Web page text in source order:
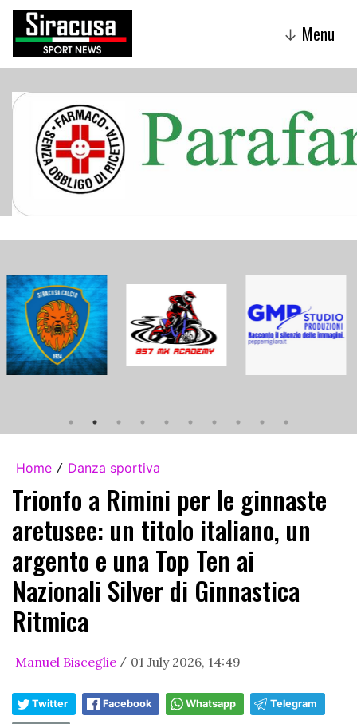
↓ Menu
Home / Danza sportiva
Trionfo a Rimini per le ginnaste
aretusee: un titolo italiano, un
argento e una Top Ten ai
Nazionali Silver di Ginnastica
Ritmica
Manuel Bisceglie / 01 July 2026, 14:49
Twitter Facebook Whatsapp Telegram